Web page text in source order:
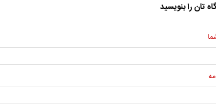
تان را بنویسید